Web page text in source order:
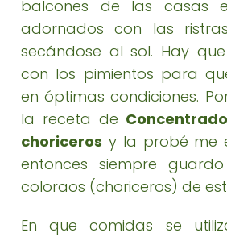
balcones de las casas
adornados con las
secándose al sol. Hay
con los pimientos para
en óptimas condiciones.
la receta de
choriceros y la probé me
entonces siempre
coloraos (choriceros) de
En que comidas se